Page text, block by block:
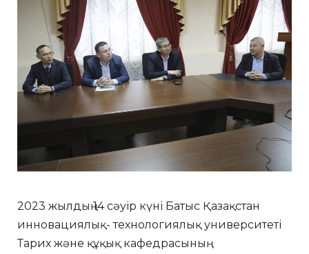
2023 жылдың 14 сәуір күні Батыс Қазақстан
инновациялық- технологиялық университеті
Тарих және құқық кафедрасының